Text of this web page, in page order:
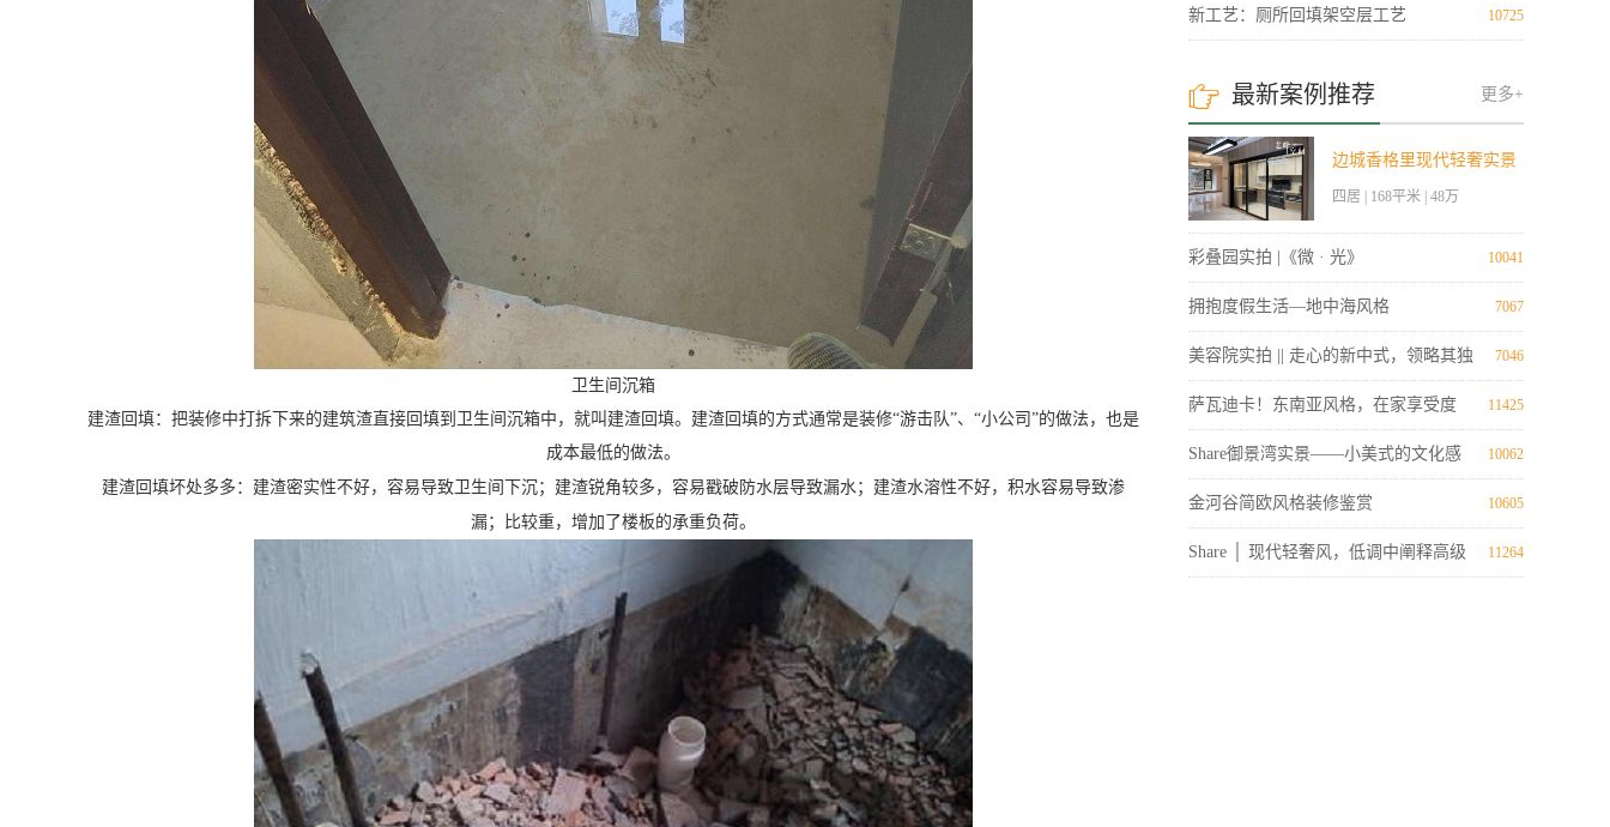
卫生间沉箱
建渣回填：把装修中打拆下来的建筑渣直接回填到卫生间沉箱中，就叫建渣回填。建渣回填的方式通常是装修“游击队”、“小公司”的做法，也是
成本最低的做法。
建渣回填坏处多多： 建渣密实性不好，容易导致卫生间下沉；建渣锐角较多，容易戳破防水层导致漏水；建渣水溶性不好，积水容易导致渗
漏；比较重，增加了楼板的承重负荷。
新老结合。
新工艺：厕所回填架空层工艺 10725
 最新案例推荐 更多+
边城香格里现代轻奢实景
案例
四居 | 168平米 | 48万
彩叠园实拍 |《微 · 光》 10041
拥抱度假生活—地中海风格 7067
美容院实拍 || 走心的新中式，领略其独
特魅力
7046
萨瓦迪卡！东南亚风格，在家享受度
假。
11425
Share御景湾实景——小美式的文化感 10062
金河谷简欧风格装修鉴赏 10605
Share │ 现代轻奢风，低调中阐释高级
质感~
11264